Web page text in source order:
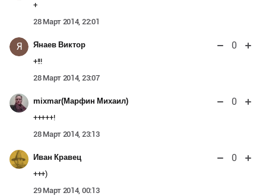
+
28 Март 2014, 22:01
Я Янаев Виктор 0
+!!!
28 Март 2014, 23:07
mixmar(Марфин Михаил) 0
+++++!
28 Март 2014, 23:13
Иван Кравец 0
+++)
29 Март 2014, 00:13